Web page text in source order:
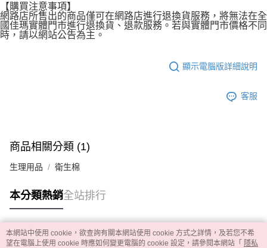
【購買注意事項】
網路店所售出的商品僅可在網路店進行退換貨服務，將無法在全
國佳瑪實體門市進行退換貨、退款服務。若與實體門市價格不同
時，請以網站公告為主。
顯示電腦版詳細說明
客服
商品相關分類 (1)
生理用品 衛生棉
本分類熱銷全站排行
熱門標籤
本網站中使用 cookie，欲查詢有關本網站使用 cookie 方式之詳情，及若您不希
望在電腦上使用 cookie 時應如何變更電腦的 cookie 設定，請參閱本網站「 隱私